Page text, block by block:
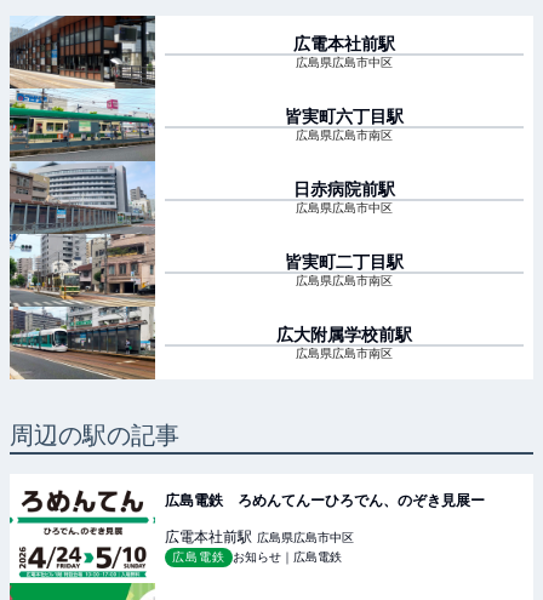
広電本社前駅
広島県広島市中区
皆実町六丁目駅
広島県広島市南区
日赤病院前駅
広島県広島市中区
皆実町二丁目駅
広島県広島市南区
広大附属学校前駅
広島県広島市南区
周辺の駅の記事
広島電鉄 ろめんてんーひろでん、のぞき見展ー
広電本社前駅 広島県広島市中区
広島電鉄
お知らせ｜広島電鉄